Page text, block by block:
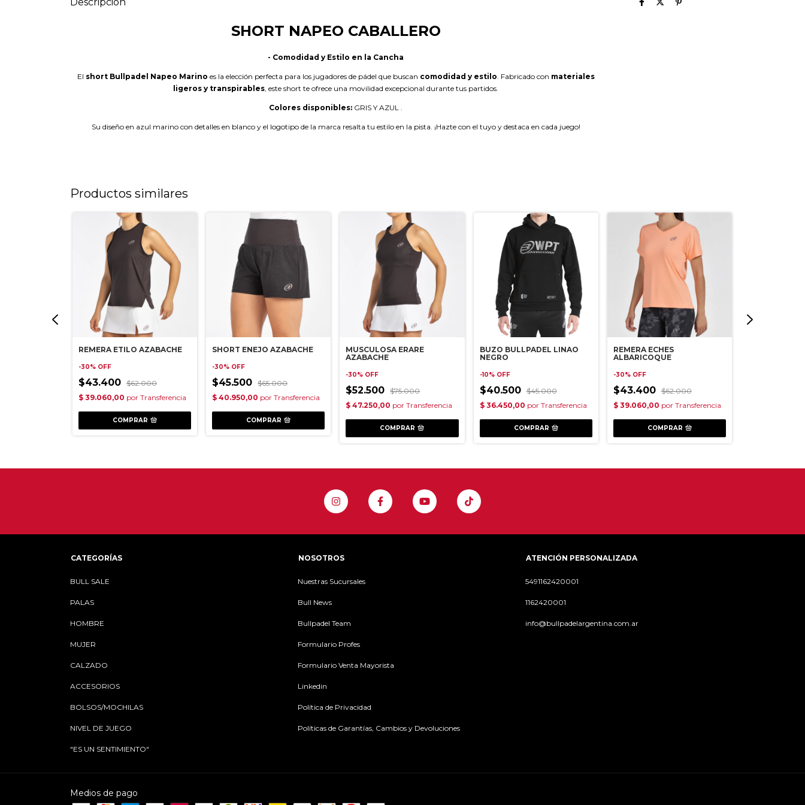
SHORT NAPEO CABALLERO
- Comodidad y Estilo en la Cancha
El short Bullpadel Napeo Marino es la elección perfecta para los jugadores de pádel que buscan comodidad y estilo . Fabricado con materiales
ligeros y transpirables , este short te ofrece una movilidad excepcional durante tus partidos.
Colores disponibles: GRIS Y AZUL .
Su diseño en azul marino con detalles en blanco y el logotipo de la marca resalta tu estilo en la pista. ¡Hazte con el tuyo y destaca en cada juego!
Productos similares
REMERA ETILO AZABACHE
-30% OFF
$43.400 $62.000
COMPRAR
SHORT ENEJO AZABACHE
-30% OFF
$45.500 $65.000
COMPRAR
MUSCULOSA ERARE
AZABACHE
-30% OFF
$52.500 $75.000
COMPRAR
BUZO BULLPADEL LINAO
NEGRO
-10% OFF
$40.500 $45.000
COMPRAR
REMERA ECHES
ALBARICOQUE
-30% OFF
$43.400 $62.000
COMPRAR
CATEGORÍAS
BULL SALE
PALAS
HOMBRE
MUJER
CALZADO
ACCESORIOS
BOLSOS/MOCHILAS
NIVEL DE JUEGO
"ES UN SENTIMIENTO"
NOSOTROS
Nuestras Sucursales
Bull News
Bullpadel Team
Formulario Profes
Formulario Venta Mayorista
Linkedin
Política de Privacidad
Políticas de Garantías, Cambios y Devoluciones
ATENCIÓN PERSONALIZADA
5491162420001
1162420001
info@bullpadelargentina.com.ar
Medios de pago